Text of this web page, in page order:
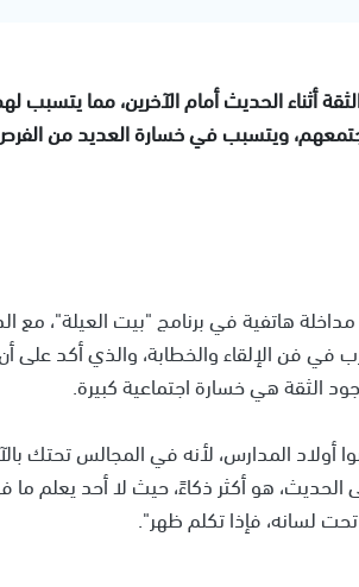
أثناء الحديث أمام الآخرين، مما
ويتسبب في خسارة العديد من
هاتفية في برنامج "بيت العيلة"، مع
فن الإلقاء والخطابة، والذي أكد على أن
الثقة هي خسارة اجتماعية كبيرة.
أولاد المدارس، لأنه في المجالس تحتك
هو أكثر ذكاءً، حيث لا أحد يعلم ما في
لسانه، فإذا تكلم ظهر".